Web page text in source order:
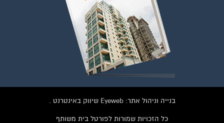
בנייה וניהול אתר: Eyeweb שיווק באינטרנט .
כל הזכויות שמורות לפורטל בית משותף
וועדי בתים ודיירים
הצטרפו עכשיו לקבוצת
הפייסבוק הגדולה בישראל
הנותנת מענה לבעיות
הדיור בבית המשותף!!!
להצטרפות לחצו על התמונה או על הכפתור ושלחו בקשת הצטרפות בדף
הקבוצה
לחץ למעבר לקבוצה